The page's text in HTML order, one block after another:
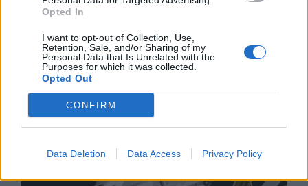
Opted In
I want to opt-out of Collection, Use,
Retention, Sale, and/or Sharing of my
Personal Data that Is Unrelated with the
Purposes for which it was collected.
Opted Out
CONFIRM
Data Deletion Data Access Privacy Policy
Изкуствен интелект за първи път
създаде нови жизнеспособни вируси
07.08.2026 / 15:30